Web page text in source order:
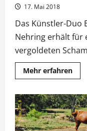
17. Mai 2018
Das Künstler-Duo
Nehring erhält für
vergoldeten
Mehr erfahrenMehr
von